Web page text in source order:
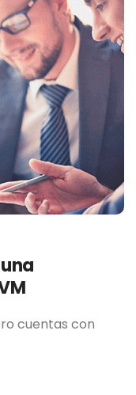
cuentas con